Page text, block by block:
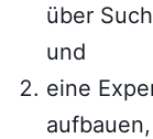
über
und
eine